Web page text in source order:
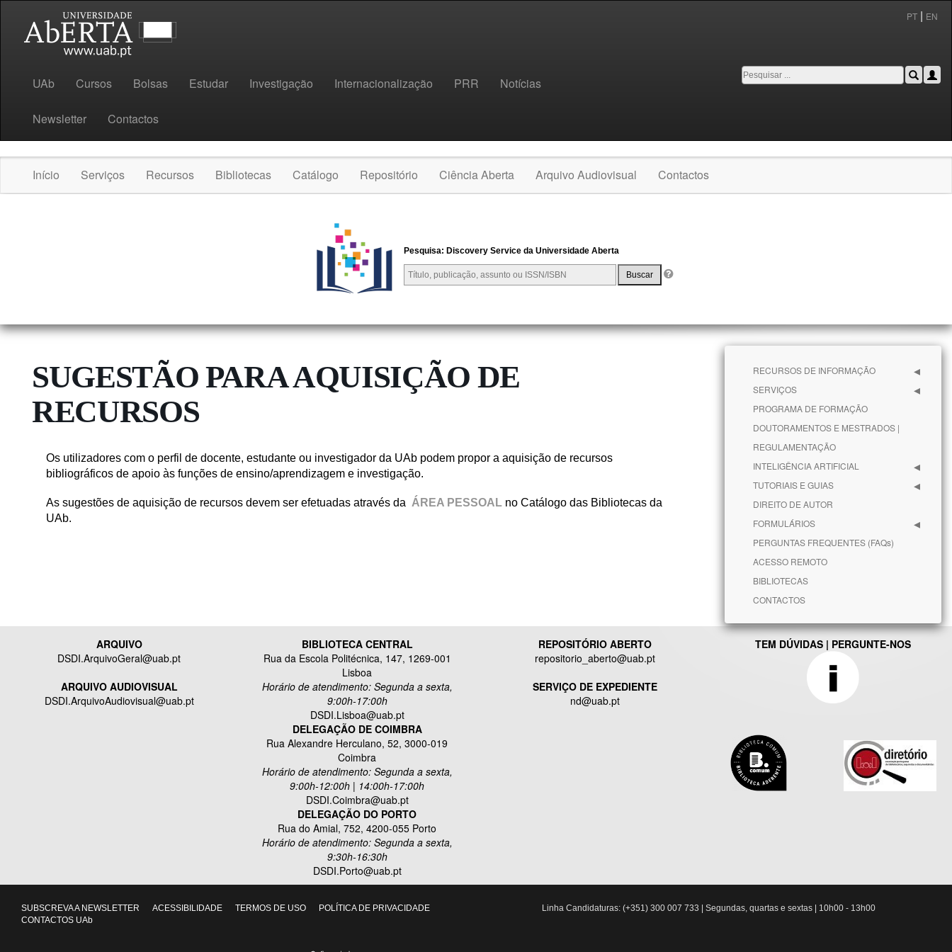
PT| EN
UAb Cursos Bolsas Estudar Investigação Internacionalização PRR Notícias
Newsletter Contactos
Início Serviços Recursos Bibliotecas Catálogo Repositório Ciência Aberta Arquivo Audiovisual Contactos
Pesquisa: Discovery Service da Universidade Aberta
Buscar
RECURSOS DE INFORMAÇÃO
SERVIÇOS
PROGRAMA DE FORMAÇÃO
DOUTORAMENTOS E MESTRADOS |
REGULAMENTAÇÃO
INTELIGÊNCIA ARTIFICIAL
TUTORIAIS E GUIAS
DIREITO DE AUTOR
FORMULÁRIOS
PERGUNTAS FREQUENTES (FAQs)
ACESSO REMOTO
BIBLIOTECAS
CONTACTOS
SUGESTÃO PARA AQUISIÇÃO DE
RECURSOS
Os utilizadores com o perfil de docente, estudante ou investigador da UAb podem propor a aquisição de recursos
bibliográficos de apoio às funções de ensino/aprendizagem e investigação.
As sugestões de aquisição de recursos devem ser efetuadas através da ÁREA PESSOAL no Catálogo das Bibliotecas da
UAb.
ARQUIVO
DSDI.ArquivoGeral@uab.pt
ARQUIVO AUDIOVISUAL
DSDI.ArquivoAudiovisual@uab.pt
BIBLIOTECA CENTRAL
Rua da Escola Politécnica, 147, 1269-001
Lisboa
Horário de atendimento: Segunda a sexta,
9:00h-17:00h
DSDI.Lisboa@uab.pt
DELEGAÇÃO DE COIMBRA
Rua Alexandre Herculano, 52, 3000-019
Coimbra
Horário de atendimento: Segunda a sexta,
9:00h-12:00h | 14:00h-17:00h
DSDI.Coimbra@uab.pt
DELEGAÇÃO DO PORTO
Rua do Amial, 752, 4200-055 Porto
Horário de atendimento: Segunda a sexta,
9:30h-16:30h
DSDI.Porto@uab.pt
REPOSITÓRIO ABERTO
repositorio_aberto@uab.pt
SERVIÇO DE EXPEDIENTE
nd@uab.pt
TEM DÚVIDAS | PERGUNTE-NOS
SUBSCREVA A NEWSLETTER ACESSIBILIDADE TERMOS DE USO
POLÍTICA DE PRIVACIDADE
CONTACTOS UAb
Linha Candidaturas: (+351) 300 007 733 | Segundas, quartas e sextas | 10h00 - 13h00